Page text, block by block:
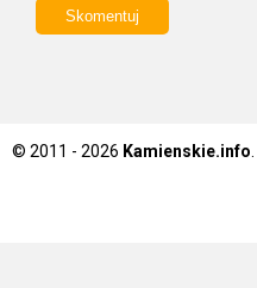
© 2011 - 2026 Kamienskie.info